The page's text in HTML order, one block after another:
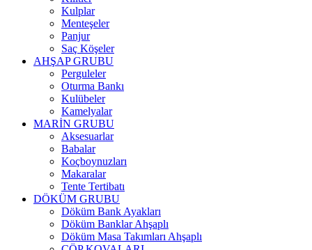
Kulplar
Menteşeler
Panjur
Saç Köşeler
AHŞAP GRUBU
Perguleler
Oturma Bankı
Kulübeler
Kamelyalar
MARİN GRUBU
Aksesuarlar
Babalar
Koçboynuzları
Makaralar
Tente Tertibatı
DÖKÜM GRUBU
Döküm Bank Ayakları
Döküm Banklar Ahşaplı
Döküm Masa Takımları Ahşaplı